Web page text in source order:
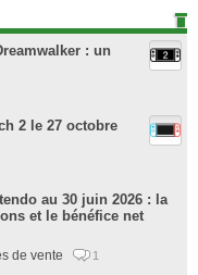
: un
2 le 27 octobre
au 30 juin 2026 : la
et le bénéfice net
de vente 1